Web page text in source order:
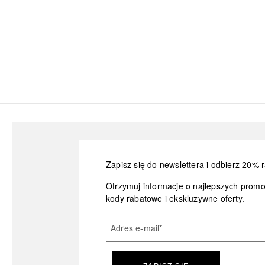
Zapisz się do newslettera i odbierz 20%
Otrzymuj informacje o najlepszych
kody rabatowe i ekskluzywne oferty.
Adres e-mail*